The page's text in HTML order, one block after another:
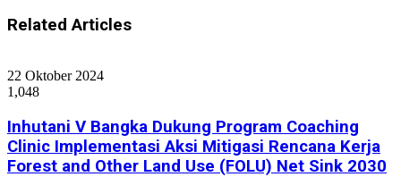
Related Articles
22 Oktober 2024
1,048
Inhutani V Bangka Dukung Program Coaching
Clinic Implementasi Aksi Mitigasi Rencana Kerja
Forest and Other Land Use (FOLU) Net Sink 2030